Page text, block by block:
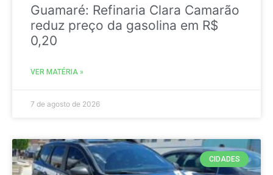
Guamaré: Refinaria Clara Camarão
reduz preço da gasolina em R$
0,20
VER MATÉRIA »
7 de agosto de 2026
CIDADES